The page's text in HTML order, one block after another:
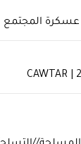
عسكرة
CAWTAR |